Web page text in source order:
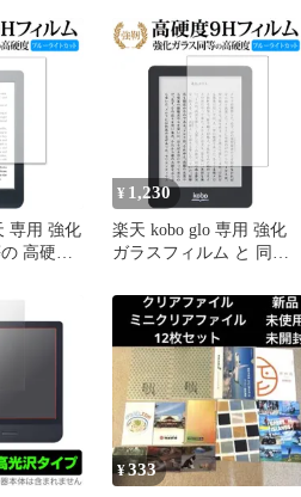
カット
版 液晶
ライク フィルム 楽天コ
ボ KoboLibraH2O コボ リ
専用 強化
高硬度
版 液晶
¥ 1,230
楽天 kobo glo 専用 強化
ガラスフィルム と 同等
トカット 光沢タイプ 改
訂版 液晶保護フィルム
¥333